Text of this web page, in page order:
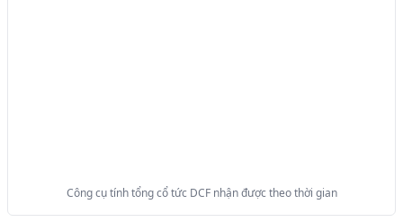
Công cụ tính tổng cổ tức DCF nhận được theo thời gian